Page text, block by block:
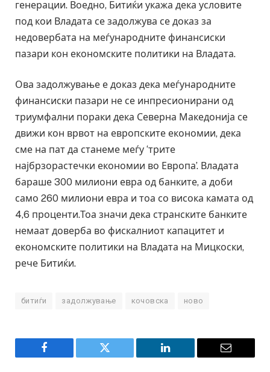
генерации. Воедно, Битиќи укажа дека условите
под кои Владата се задолжува се доказ за
недовербата на меѓународните финансиски
пазари кон економските политики на Владата.
Ова задолжување е доказ дека меѓународните
финансиски пазари не се инпресионирани од
триумфални пораки дека Северна Македонија се
движи кон врвот на европските економии, дека
сме на пат да станеме меѓу ‘трите
најбрзорастечки економии во Европа’. Владата
бараше 300 милиони евра од банките, а доби
само 260 милиони евра и тоа со висока камата од
4,6 проценти.Тоа значи дека странските банките
немаат доверба во фискалниот капацитет и
економските политики на Владата на Мицкоски,
рече Битиќи.
битиѓи задолжување кочовска ново
Facebook Twitter LinkedIn Email